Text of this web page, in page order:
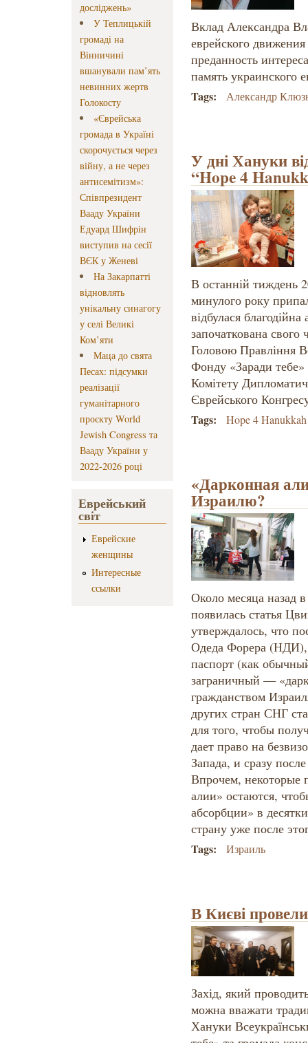
досліджень»
У Теплицькій
громаді на
Вінничині
вшанували пам’ять
невинних жертв
Голокосту
«Єврейська
громада в Україні
скорочується через
війну, а не через
антисемітизм»:
Співпрезидент
Вааду України
Едуард Шифрін
виступив на сесії
ВЄК у Женеві
На Закарпатті
відновлять
унікальну синагогу
у селі Великі
Ком’яти
Маца до свята
Песах: підсумки
реалізації
гуманітарного
проєкту World
Jewish Congress та
Вааду України у
2022-2026 році
Еврейський
світ
Еврейские
женщины
Интересные
ссылки
Вклад Александра
еврейского
преданность
память украинского
Tags: Александр
У дні Хануки
“Hope 4
В останній тиждень
минулого року
відбулася
започаткована
Головою Правління
Фонду «Заради тебе»
Комітету
Єврейського
Tags: Hope 4 Hanukkah
«Дарконная
Израилю?
Около месяца назад
появилась статья
утверждалось, что
Одеда Форера (НДИ),
паспорт (как
заграничный —
гражданством
других стран СНГ
для того, чтобы
дает право на
Запада, и сразу
Впрочем, некоторые
алии» остаются,
абсорбции» в
страну уже после
Tags: Израиль
В Києві
Захід, який
можна вважати
Хануки